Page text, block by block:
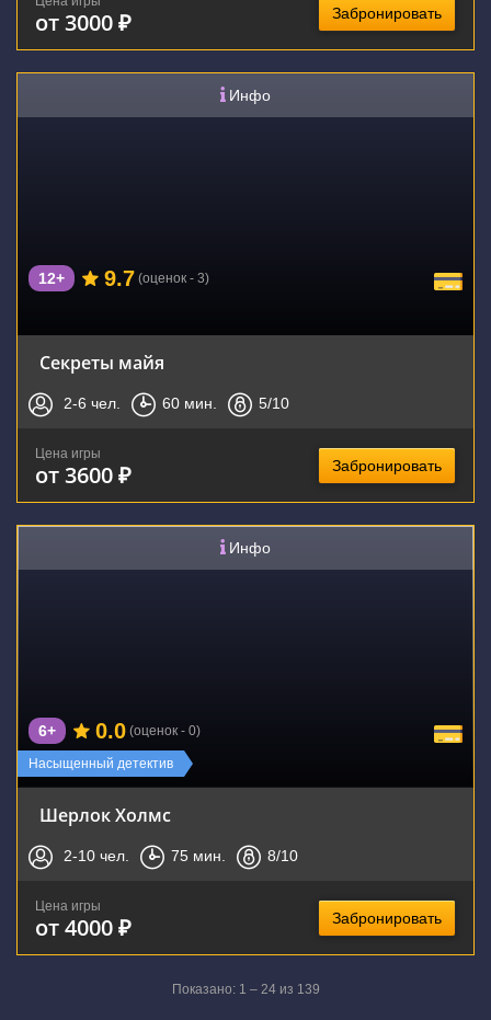
от 3000 ₽ Забронировать
Инфо
12+ 9.7 (оценок - 3)
Секреты майя
2-6 чел. 60 мин. 5/10
Цена игры
от 3600 ₽ Забронировать
Инфо
Насыщенный детектив
6+ 0.0 (оценок - 0)
Шерлок Холмс
2-10 чел. 75 мин. 8/10
Цена игры
от 4000 ₽ Забронировать
Показано: 1 – 24 из 139